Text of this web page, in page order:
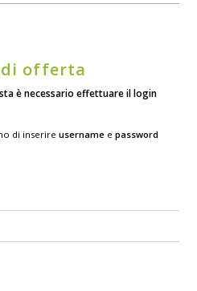
offerta
è necessario effettuare il login
di inserireusername epassword